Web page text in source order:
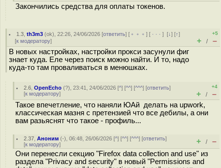
Закончились средства для оплаты токенов.
1.3 ,th3m3 (ok), 22:26, 24/06/2026 [ответить] [ ﹢﹢﹢] [ · · ·][↓] [↑]
[к модератору]
+5
+ / –
В новых настройках, настройки прокси засунули фиг
знает куда. Еле через поиск можно найти. И то, надо
куда-то там проваливаться в менюшках.
2.6 ,OpenEcho (?), 23:41, 24/06/2026 [^] [^^] [^^^] [ответить]
[к модератору]
+4
+ / –
Такое впечетление, что наняли ЮАй делать на upwork,
классическая мазня с претензией что все дебилы, а они
вам разьяснят что такое - профиль...
2.37 ,Аноним (-), 06:48, 26/06/2026 [^] [^^] [^^^] [ответить]
[к модератору] + / –
Они перенесли секцию "Firefox data collection and use" из
раздела "Privacy and security" в новый "Permissions and